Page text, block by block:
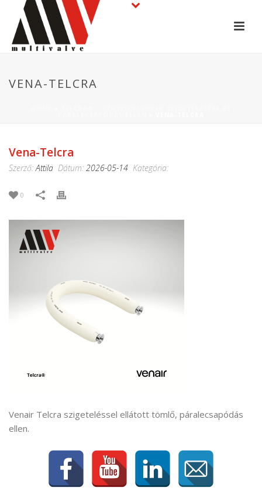
VENA-TELCRA
Vena-Telcra
Szerző:Attila Dátum: 2026-05-14 Kategória:
0
Venair Telcra szigeteléssel ellátott tömlő, páralecsapódás
ellen.